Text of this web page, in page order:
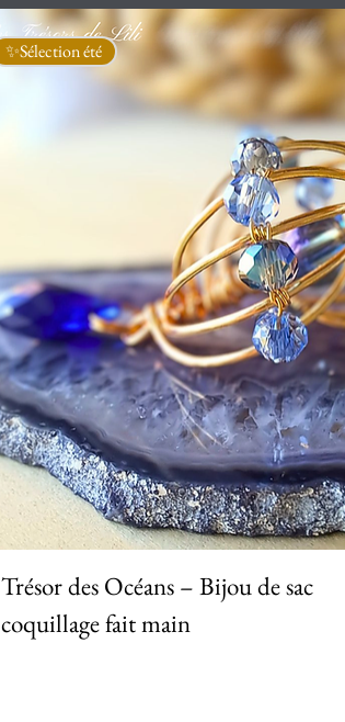
Aperçu rapide
✨Sélection été
Trésor des Océans – Bijou de sac
coquillage fait main